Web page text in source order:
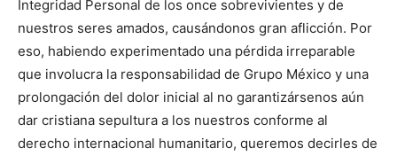
Integridad Personal de los once sobrevivientes y de
nuestros seres amados, causándonos gran aflicción. Por
eso, habiendo experimentado una pérdida irreparable
que involucra la responsabilidad de Grupo México y una
prolongación del dolor inicial al no garantizársenos aún
dar cristiana sepultura a los nuestros conforme al
derecho internacional humanitario, queremos decirles de